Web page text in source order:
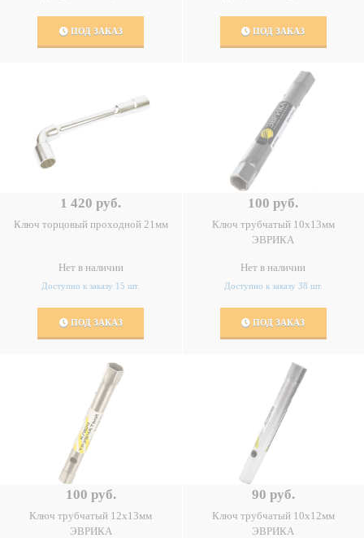
ПОД ЗАКАЗ ПОД ЗАКАЗ
1 420 руб.
Ключ торцовый проходной 21мм
Нет в наличии
Доступно к заказу 15 шт.
ПОД ЗАКАЗ
100 руб.
Ключ трубчатый 10х13мм
ЭВРИКА
Нет в наличии
Доступно к заказу 38 шт.
ПОД ЗАКАЗ
100 руб.
Ключ трубчатый 12х13мм
ЭВРИКА
90 руб.
Ключ трубчатый 10х12мм
ЭВРИКА